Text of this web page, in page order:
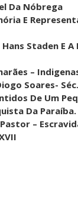
Da Nóbrega
E
Staden E
–
Soares-
De Um
Da Paraíba.
–